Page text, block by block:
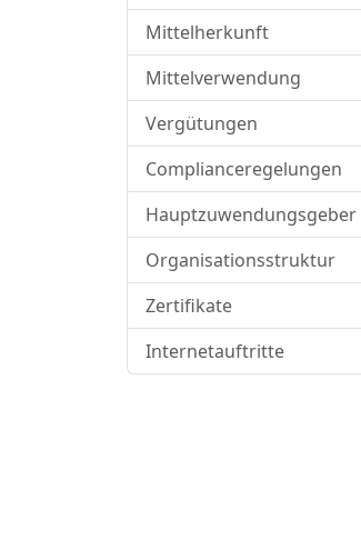
Mittelherkunft
Mittelverwendung
Vergütungen
Complianceregelungen
Hauptzuwendungsgeber
Organisationsstruktur
Zertifikate
Internetauftritte